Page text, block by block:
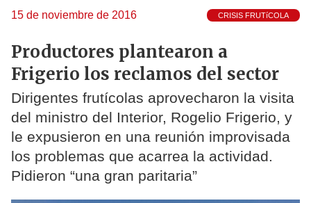
15 de noviembre de 2016 CRISIS FRUTíCOLA
Productores plantearon a
Frigerio los reclamos del sector
Dirigentes frutícolas aprovecharon la visita
del ministro del Interior, Rogelio Frigerio, y
le expusieron en una reunión improvisada
los problemas que acarrea la actividad.
Pidieron “una gran paritaria”